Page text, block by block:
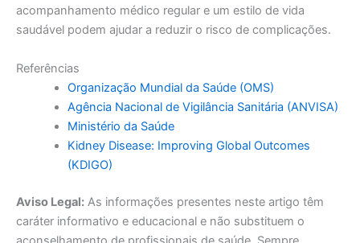
acompanhamento médico regular e um estilo de vida
saudável podem ajudar a reduzir o risco de complicações.
Referências
Organização Mundial da Saúde (OMS)
Agência Nacional de Vigilância Sanitária (ANVISA)
Ministério da Saúde
Kidney Disease: Improving Global Outcomes
(KDIGO)
Aviso Legal: As informações presentes neste artigo têm
caráter informativo e educacional e não substituem o